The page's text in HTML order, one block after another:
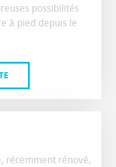
possibilités
à pied depuis le
récemment rénové,